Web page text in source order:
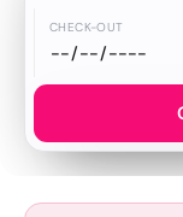
CHECK-OUT